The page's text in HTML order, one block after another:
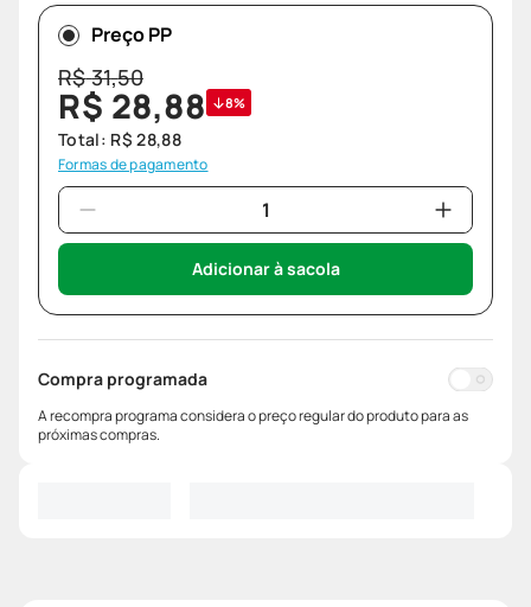
Preço PP
R$31,50
R$ 28,88 8%
Total: R$ 28,88
Formas de pagamento
Adicionar à sacola
Compra programada
A recompra programa considera o preço regular do produto para as
próximas compras.